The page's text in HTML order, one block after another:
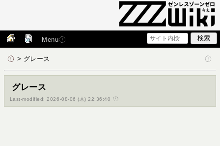
Menu
> グレース
グレース
Last-modified: 2026-08-06 (木) 22:36:40